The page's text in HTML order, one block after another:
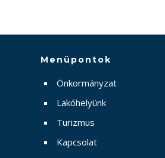
Menüpontok
Önkormányzat
Lakóhelyünk
Turizmus
Kapcsolat